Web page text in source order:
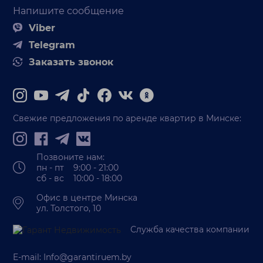
Напишите сообщение
Viber
Telegram
Заказать звонок
Свежие предложения по аренде квартир в Минске:
Позвоните нам:
пн - пт 9:00 - 21:00
сб - вс 10:00 - 18:00
Офис в центре Минска
ул. Толстого, 10
Служба качества компании
E-mail: Info@garantiruem.by